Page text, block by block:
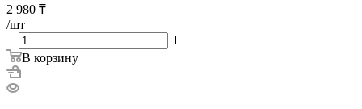
2 980 ₸
/шт
В корзину